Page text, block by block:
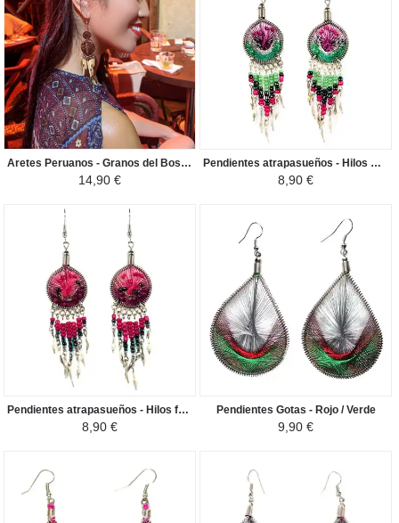
Aretes Peruanos - Granos del Bosque y Coco - Marron Natural
14,90 €
Pendientes atrapasueños - Hilos morados y verdes con cuentas de semillas
8,90 €
Pendientes atrapasueños - Hilos fucsia y morado con rocallas
8,90 €
Pendientes Gotas - Rojo / Verde
9,90 €